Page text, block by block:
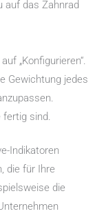
auf das Zahnrad
„Konfigurieren“.
Gewichtung jedes
fertig sind.
Indikatoren
die für Ihre
die